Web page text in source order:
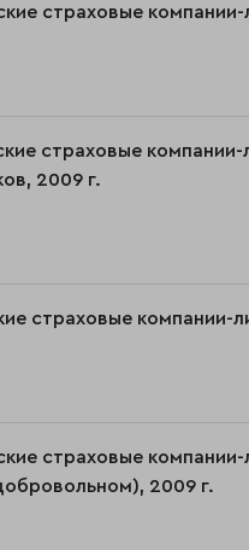
страховые
страховые
2009 г.
страховые
страховые
2009 г.